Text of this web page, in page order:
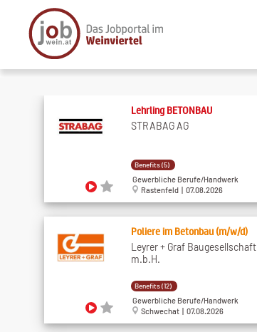
Lehrling BETONBAU
STRABAG AG
Benefits (5)
Gewerbliche Berufe/Handwerk
Rastenfeld | 07.08.2026
Poliere im Betonbau (m/w/d)
Leyrer + Graf Baugesellschaft
m.b.H.
Benefits (12)
Gewerbliche Berufe/Handwerk
Schwechat | 07.08.2026